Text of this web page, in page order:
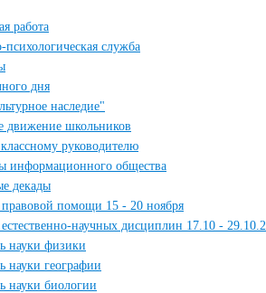
работа
служба
дня
наследие"
движение школьников
руководителю
информационного общества
декады
правовой помощи 15 - 20 ноября
научных дисциплин 17.10 -
науки физики
науки географии
науки биологии